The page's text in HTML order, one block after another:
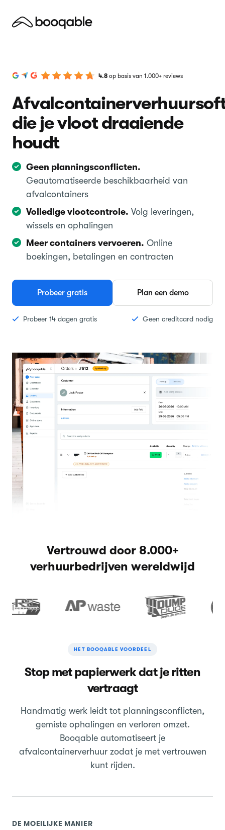
4.8 op basis van 1.000+ reviews
die je vloot draaiende
houdt
Geen planningsconflicten.
Geautomatiseerde beschikbaarheid van
afvalcontainers
Volledige vlootcontrole. Volg leveringen,
wissels en ophalingen
Meer containers vervoeren. Online
boekingen, betalingen en contracten
Probeer gratis Plan een demo
Probeer 14 dagen gratis Geen creditcard nodig
Vertrouwd door 8.000+
verhuurbedrijven wereldwijd
HET BOOQABLE VOORDEEL
Stop met papierwerk dat je ritten
vertraagt
Handmatig werk leidt tot planningsconflicten,
gemiste ophalingen en verloren omzet.
Booqable automatiseert je
afvalcontainerverhuur zodat je met vertrouwen
kunt rijden.
DE MOEILIJKE MANIER